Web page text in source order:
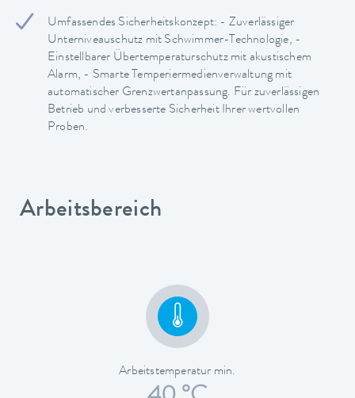
Umfassendes Sicherheitskonzept: - Zuverlässiger
Unterniveauschutz mit Schwimmer-Technologie, -
Einstellbarer Übertemperaturschutz mit akustischem
Alarm, - Smarte Temperiermedienverwaltung mit
automatischer Grenzwertanpassung. Für zuverlässigen
Betrieb und verbesserte Sicherheit Ihrer wertvollen
Proben.
Arbeitsbereich
Arbeitstemperatur min.